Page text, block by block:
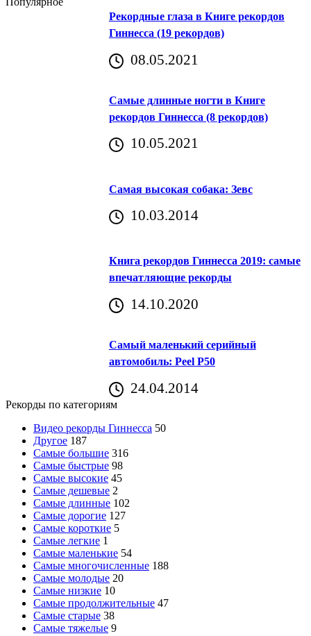
Рекордные глаза в Книге рекордов
Гиннесса (19 рекордов)
08.05.2021
Самые длинные ногти в Книге
рекордов Гиннесса (8 рекордов)
10.05.2021
Самая высокая собака: Зевс
10.03.2014
Книга рекордов Гиннесса 2019: самые
впечатляющие рекорды
14.10.2020
Самый маленький серийный
автомобиль: Peel P50
24.04.2014
Рекорды по категориям
Видео рекорды Гиннесса 50
Другое 187
Самые большие 316
Самые быстрые 98
Самые высокие 45
Самые дешевые 2
Самые длинные 102
Самые дорогие 127
Самые короткие 5
Самые легкие 1
Самые маленькие 54
Самые многочисленные 188
Самые молодые 20
Самые низкие 10
Самые продолжительные 47
Самые старые 38
Самые тяжелые 9